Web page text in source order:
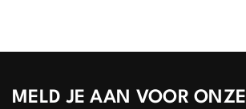
MELD JE AAN VOOR ONZE